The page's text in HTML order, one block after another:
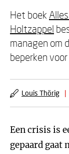
Het boek
Holtzappel
managen om
beperken
Louis Thörig |
Een crisis is
gepaard gaat